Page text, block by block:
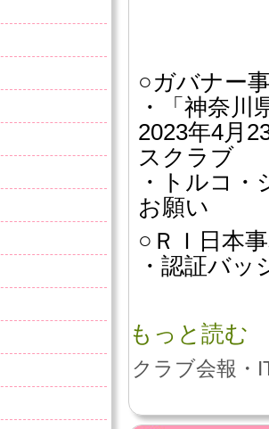
○ガバナー
・「神奈
2023年4月
スクラブ
・トルコ
お願い
○ＲＩ日本
・認証バッ
もっと読む
クラブ会報・